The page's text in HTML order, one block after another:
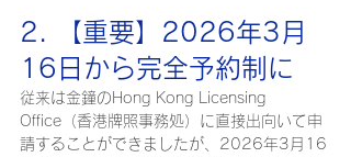
2. 【重要】2026年3月
16日から完全予約制に
従来は金鐘のHong Kong Licensing
Office（香港牌照事務処）に直接出向いて申
請することができましたが、2026年3月16